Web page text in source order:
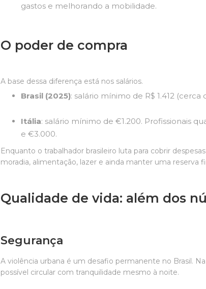
gastos e melhorando a mobilidade.
O poder de compra
A base dessa diferença está nos salários.
Brasil (2025): salário mínimo de R$ 1.412 (cerca
Itália: salário mínimo de €1.200. Profissionais
e €3.000.
Enquanto o trabalhador brasileiro luta para cobrir
moradia, alimentação, lazer e ainda manter uma reserva
Qualidade de vida: além dos
Segurança
A violência urbana é um desafio permanente no Brasil.
possível circular com tranquilidade mesmo à noite.